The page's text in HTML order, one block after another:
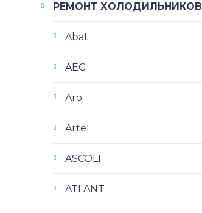
РЕМОНТ ХОЛОДИЛЬНИКОВ
Abat
AEG
Aro
Artel
ASCOLI
ATLANT